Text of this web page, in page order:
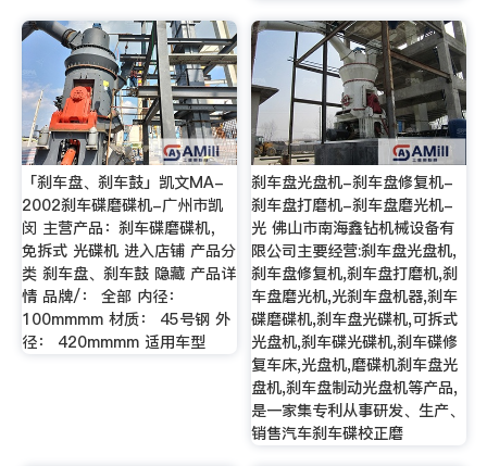
「刹车盘、刹车鼓」凯文MA-
2002刹车碟磨碟机-广州市凯
闵 主营产品：刹车碟磨碟机，
免拆式 光碟机 进入店铺 产品分
类 刹车盘、刹车鼓 隐藏 产品详
情 品牌/： 全部 内径：
100mmmm 材质： 45号钢 外
径： 420mmmm 适用车型
刹车盘光盘机-刹车盘修复机-
刹车盘打磨机-刹车盘磨光机-
光 佛山市南海鑫钻机械设备有
限公司主要经营:刹车盘光盘机,
刹车盘修复机,刹车盘打磨机,刹
车盘磨光机,光刹车盘机器,刹车
碟磨碟机,刹车盘光碟机,可拆式
光盘机,刹车碟光碟机,刹车碟修
复车床,光盘机,磨碟机刹车盘光
盘机,刹车盘制动光盘机等产品,
是一家集专利从事研发、生产、
销售汽车刹车碟校正磨